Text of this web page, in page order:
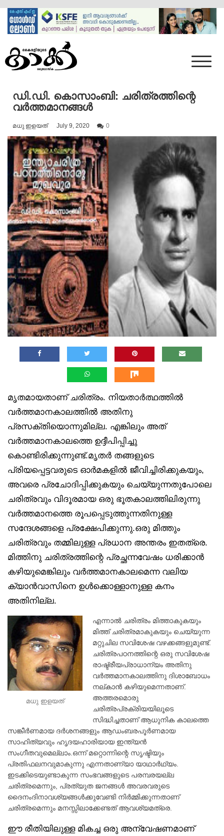
content
ഡി.ഡി. കൊസാംബി: ചരിത്രത്തിന്റെ
വർത്തമാനങ്ങൾ
മധു ഇളയത് July 9, 2020 0
മൃതമായതാണ് ചരിത്രം. നിയതാർത്ഥത്തിൽ
വർത്തമാനകാലത്തിൽ അതിനു
പ്രസക്തിയൊന്നുമില്ല. എങ്കിലും അത്
വർത്തമാനകാലത്തെ ഉദ്ദീപിപ്പിച്ചു
കൊണ്ടിരിക്കുന്നുണ്ട്.മൃതർ തങ്ങളുടെ
പ്രിയപ്പെട്ടവരുടെ ഓർമകളിൽ ജീവിച്ചിരിക്കുകയും,
അവരെ പ്രചോദിപ്പിക്കുകയും ചെയ്യുന്നതുപോലെ
ചരിത്രവും വിദൂരമായ ഒരു ഭൂതകാലത്തിലിരുന്നു
വർത്തമാനത്തെ രൂപപ്പെടുത്തുന്നതിനുള്ള
സന്ദേശങ്ങളെ പ്രക്ഷേപിക്കുന്നു.ഒരു മിത്തും
ചരിത്രവും തമ്മിലുള്ള പ്രധാന അന്തരം ഇതത്രെ.
മിത്തിനു ചരിത്രത്തിന്റെ പ്രച്ഛന്നവേഷം ധരിക്കാൻ
കഴിയുമെങ്കിലും വർത്തമാനകാലമെന്ന വലിയ
ക്യാൻവാസിനെ ഉൾക്കൊള്ളാനുള്ള കനം
അതിനില്ല.
മധു ഇളയത്
എന്നാൽ ചരിത്രം മിത്താകുകയും
മിത്ത് ചരിത്രമാകുകയും ചെയ്യുന്ന
മറ്റുചില സവിശേഷ വഴക്കങ്ങളുമുണ്ട്.
ചരിത്രപഠനത്തിന്റെ ഒരു സവിശേഷ
രാഷ്ട്രീയപ്രാധാന്യം അതിനു
വർത്തമാനകാലത്തിനു ദിശാബോധം
നല്കാൻ കഴിയുമെന്നതാണ്.
അത്തരമൊരു
ചരിത്രപ്രക്രിയയിലൂടെ
സിദ്ധിച്ചതാണ് ആധുനിക കാലത്തെ
സങ്കീർണമായ ദർശനങ്ങളും ആഡംബരപൂർണമായ
സാഹിത്യവും ഹൃദയഹാരിയായ ഇന്ത്യൻ
സംഗീതവുമെല്ലാം.ഒന്ന് മറ്റൊന്നിന്റെ സൃഷ്ടിയും
പ്രതിഫലനവുമാകുന്നു എന്നതാണ്യാ യാഥാർഥ്യം.
ഇടക്കിടെയുണ്ടാകുന്ന സംഭവങ്ങളുടെ പരമ്പരയല്ല
ചരിത്രമെന്നും, പ്രത്യുത ജനങ്ങൾ അവരവരുടെ
ദൈനംദിനാവശ്യങ്ങൾക്കുവേണ്ടി നിർമ്മിക്കുന്നതാണ്
ചരിത്രമെന്നും മനസ്സിലാക്കേണ്ടത് ആവശ്യമത്രെ.
ഈ രീതിയിലുള്ള മികച്ച ഒരു അന്വേഷണമാണ്